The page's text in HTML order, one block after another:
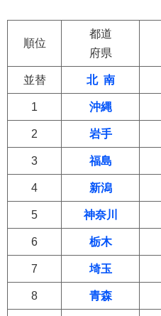
順位
都道
府県
並替 北 南
1 沖縄
2 岩手
3 福島
4 新潟
5 神奈川
6 栃木
7 埼玉
8 青森